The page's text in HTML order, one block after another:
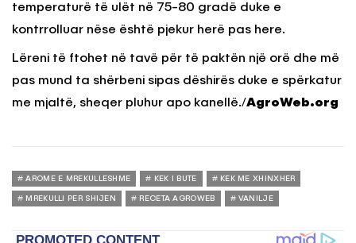
temperaturë të ulët në 75-80 gradë duke e
kontrrolluar nëse është pjekur herë pas here.
Lëreni të ftohet në tavë për të paktën një orë dhe më
pas mund ta shërbeni sipas dëshirës duke e spërkatur
me mjaltë, sheqer pluhur apo kanellë./AgroWeb.org
AROME E MREKULLESHME KEK I BUTE KEK ME XHINXHER
MREKULLI PER SHIJEN RECETA AGROWEB VANILJE